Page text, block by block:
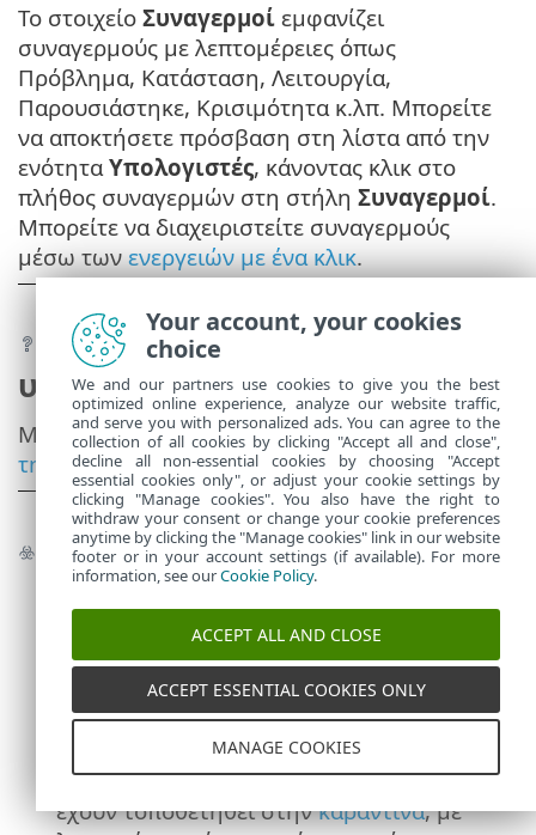
Το στοιχείο Συναγερμοί εμφανίζει
συναγερμούς με λεπτομέρειες όπως
Πρόβλημα, Κατάσταση, Λειτουργία,
Παρουσιάστηκε, Κρισιμότητα κ.λπ. Μπορείτε
να αποκτήσετε πρόσβαση στη λίστα από την
ενότητα Υπολογιστές, κάνοντας κλικ στο
πλήθος συναγερμών στη στήλη Συναγερμοί.
Μπορείτε να διαχειριστείτε συναγερμούς
μέσω τωνενεργειών με ένα κλικ.
Ερωτήσεις (μόνο
υπολογιστές)
Μπορείτε να βρείτε τιςερωτήσεις σχετικά με
την κλωνοποίησηστην καρτέλα Ερωτήσεις.
Ανιχνεύσεις και καραντίνα
, αλλά μπορείτε να τις
φιλτράρετε κατάΚατηγορία ανίχνευσης
Antivirus, Αποκλεισμένα αρχεία
ESET Inspect, Τείχος προστασίας,
Προστασία στο διαδίκτυο
Καραντίνα- Μια λίστα με ανιχνεύσεις που
έχουν τοποθετηθεί στηνκαραντίνα, με
Your account, your cookies
choice
We and our partners use cookies to give you the best
optimized online experience, analyze our website traffic,
and serve you with personalized ads. You can agree to the
collection of all cookies by clicking "Accept all and close",
decline all non-essential cookies by choosing "Accept
essential cookies only", or adjust your cookie settings by
clicking "Manage cookies". You also have the right to
withdraw your consent or change your cookie preferences
anytime by clicking the "Manage cookies" link in our website
footer or in your account settings (if available). For more
information, see ourCookie Policy.
ACCEPT ALL AND CLOSE
ACCEPT ESSENTIAL COOKIES ONLY
MANAGE COOKIES